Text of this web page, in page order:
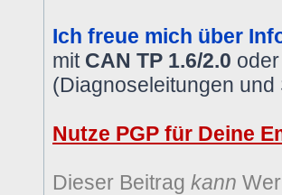
Ich freue mich über
mit CAN TP 1.6/2.0
(Diagnoseleitungen
Nutze PGP für Deine
Dieser Beitrag kann